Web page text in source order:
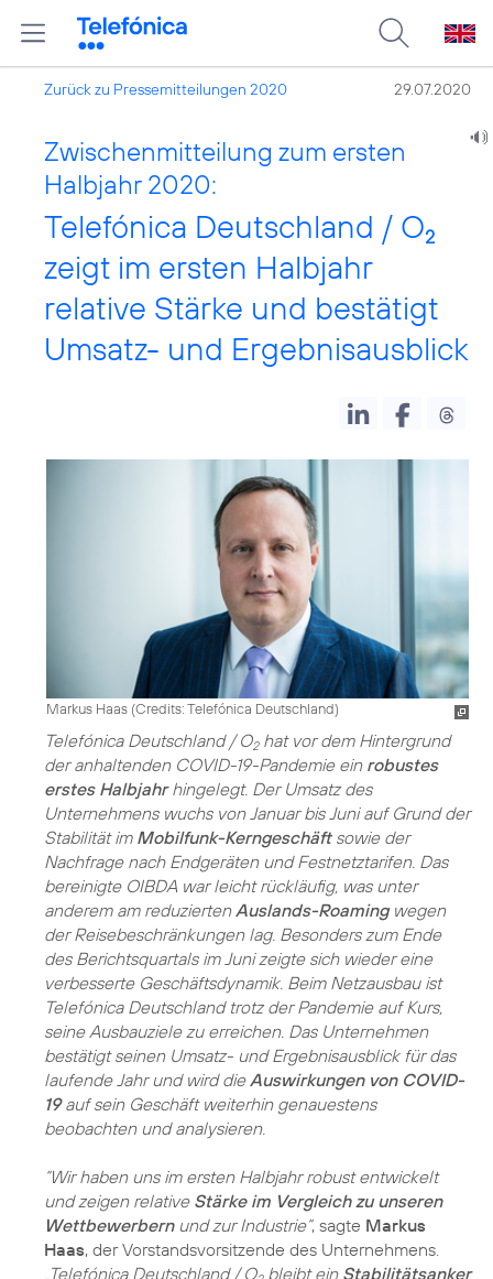
Zurück zu Pressemitteilungen 2020 29.07.2020
Zwischenmitteilung zum ersten
Halbjahr 2020:
Telefónica Deutschland / O2
zeigt im ersten Halbjahr
relative Stärke und bestätigt
Umsatz- und Ergebnisausblick
Markus Haas (Credits: Telefónica Deutschland)
Telefónica Deutschland / O2hat vor dem Hintergrund
der anhaltenden COVID-19-Pandemie ein robustes
erstes Halbjahrhingelegt. Der Umsatz des
Unternehmens wuchs von Januar bis Juni auf Grund der
Stabilität im Mobilfunk-Kerngeschäftsowie der
Nachfrage nach Endgeräten und Festnetztarifen. Das
bereinigte OIBDA war leicht rückläufig, was unter
anderem am reduziertenAuslands-Roamingwegen
der Reisebeschränkungen lag. Besonders zum Ende
des Berichtsquartals im Juni zeigte sich wieder eine
verbesserte Geschäftsdynamik. Beim Netzausbau ist
Telefónica Deutschland trotz der Pandemie auf Kurs,
seine Ausbauziele zu erreichen. Das Unternehmen
bestätigt seinen Umsatz- und Ergebnisausblick für das
laufende Jahr und wird dieAuswirkungen von COVID-
19auf sein Geschäft weiterhin genauestens
beobachten und analysieren.
“Wir haben uns im ersten Halbjahr robust entwickelt
und zeigen relative Stärke im Vergleich zu unseren
Wettbewerbernund zur Industrie“, sagte Markus
Haas, der Vorstandsvorsitzende des Unternehmens.
„Telefónica Deutschland / O bleibt ein Stabilitätsanker